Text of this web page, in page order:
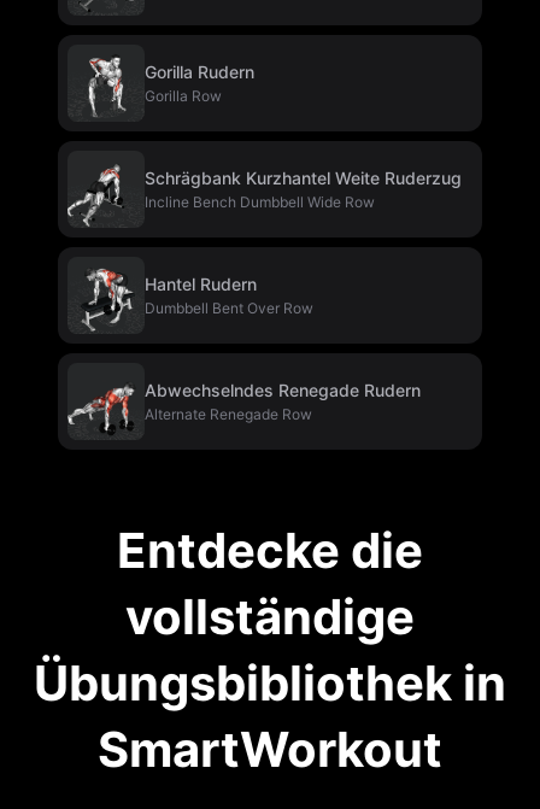
Gorilla Rudern
Gorilla Row
Schrägbank Kurzhantel Weite Ruderzug
Incline Bench Dumbbell Wide Row
Hantel Rudern
Dumbbell Bent Over Row
Abwechselndes Renegade Rudern
Alternate Renegade Row
Entdecke die
vollständige
Übungsbibliothek in
SmartWorkout